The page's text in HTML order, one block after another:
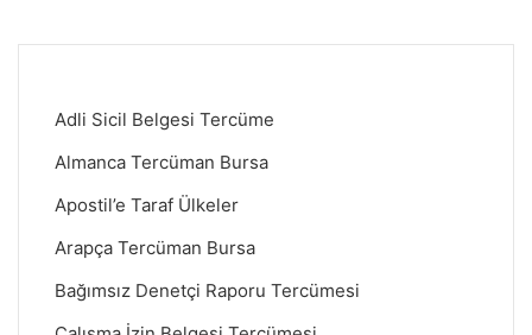
Adli Sicil Belgesi Tercüme
Almanca Tercüman Bursa
Apostil’e Taraf Ülkeler
Arapça Tercüman Bursa
Bağımsız Denetçi Raporu Tercümesi